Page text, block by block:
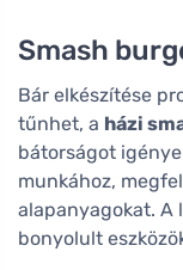
Smash
Bár elkészítése
tűnhet, a házi
bátorságot
munkához,
alapanyagokat. A
bonyolult